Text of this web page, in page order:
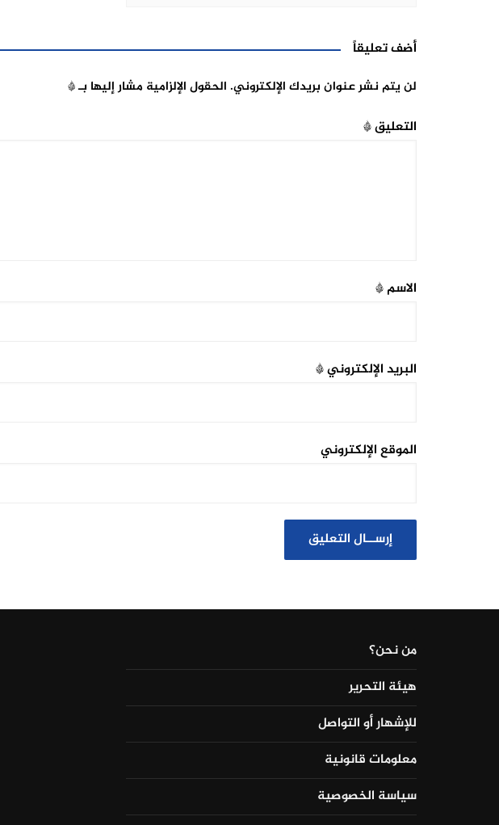
أضف تعليقاً
لن يتم نشر عنوان بريدك الإلكتروني. الحقول الإلزامية مشار إليها بـ*
التعليق*
الاسم*
البريد الإلكتروني*
الموقع الإلكتروني
من نحن؟
هيئة التحرير
للإشهار أو التواصل
معلومات قانونية
سياسة الخصوصية